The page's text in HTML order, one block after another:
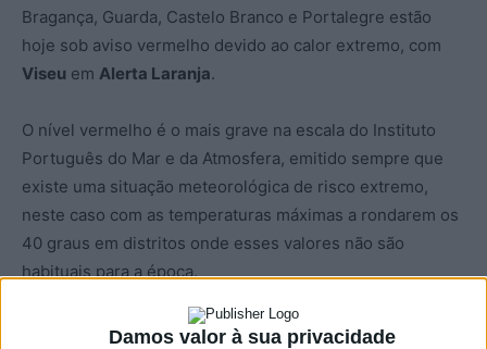
Damos valor à sua privacidade
Bragança, Guarda, Castelo Branco e Portalegre estão
hoje sob aviso vermelho devido ao calor extremo, com
Viseu em Alerta Laranja.
O nível vermelho é o mais grave na escala do Instituto
Português do Mar e da Atmosfera, emitido sempre que
existe uma situação meteorológica de risco extremo,
neste caso com as temperaturas máximas a rondarem os
40 graus em distritos onde esses valores não são
habituais para a época.
Nos critérios do IPMA, o nível laranja em Viseu é emitido